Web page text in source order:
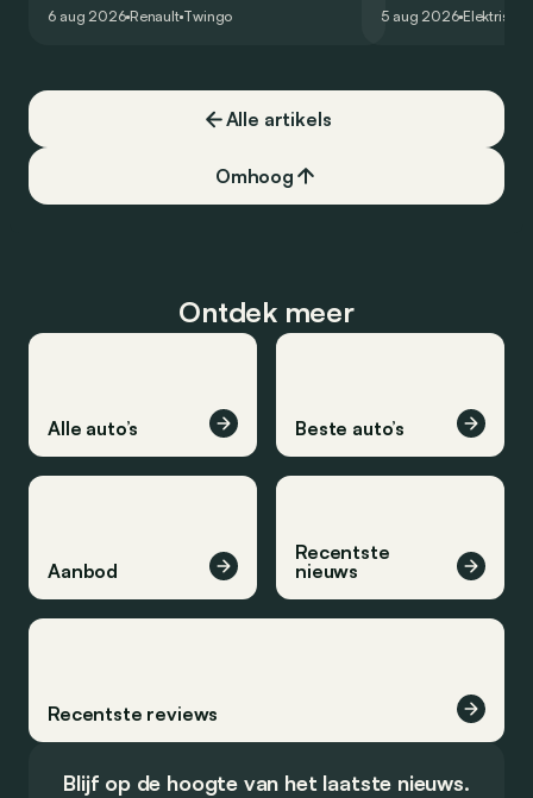
van het moment. Maar weet hij ook in de
6 aug 2026 Renault Twingo 5 aug 2026 Elektrisch
Alle artikels
Omhoog
Ontdek meer
Alle auto’s Beste auto’s
Aanbod
Recentste
nieuws
Recentste reviews
Blijf op de hoogte van het laatste nieuws.